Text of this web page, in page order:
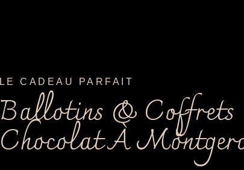
LE CADEAU PARFAIT
Ballotins & Coffrets
Chocolat À